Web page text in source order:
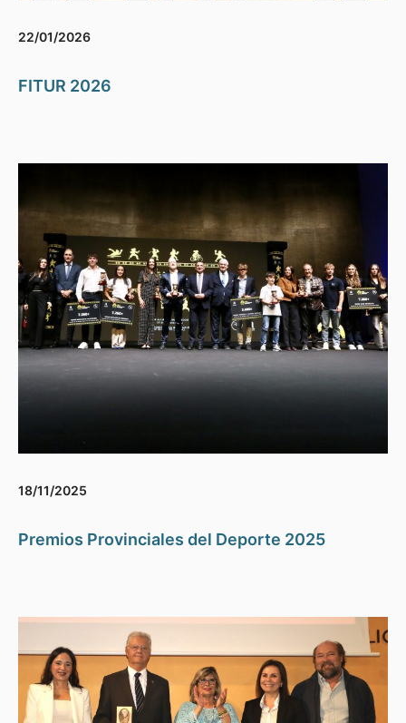
22/01/2026
FITUR 2026
18/11/2025
Premios Provinciales del Deporte 2025